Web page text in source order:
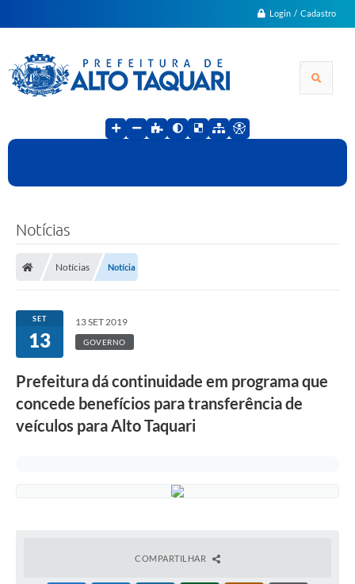
Login / Cadastro
Notícias
Notícias Notícia
SET
13
13 SET 2019
GOVERNO
Prefeitura dá continuidade em programa que
concede benefícios para transferência de
veículos para Alto Taquari
COMPARTILHAR